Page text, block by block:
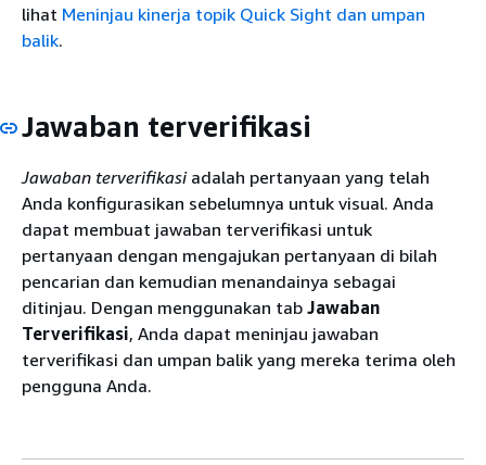
lihat Meninjau kinerja topik Quick Sight dan umpan
balik.
Jawaban terverifikasi
Jawaban terverifikasiadalah pertanyaan yang telah
Anda konfigurasikan sebelumnya untuk visual. Anda
dapat membuat jawaban terverifikasi untuk
pertanyaan dengan mengajukan pertanyaan di bilah
pencarian dan kemudian menandainya sebagai
ditinjau. Dengan menggunakan tab Jawaban
Terverifikasi, Anda dapat meninjau jawaban
terverifikasi dan umpan balik yang mereka terima oleh
pengguna Anda.